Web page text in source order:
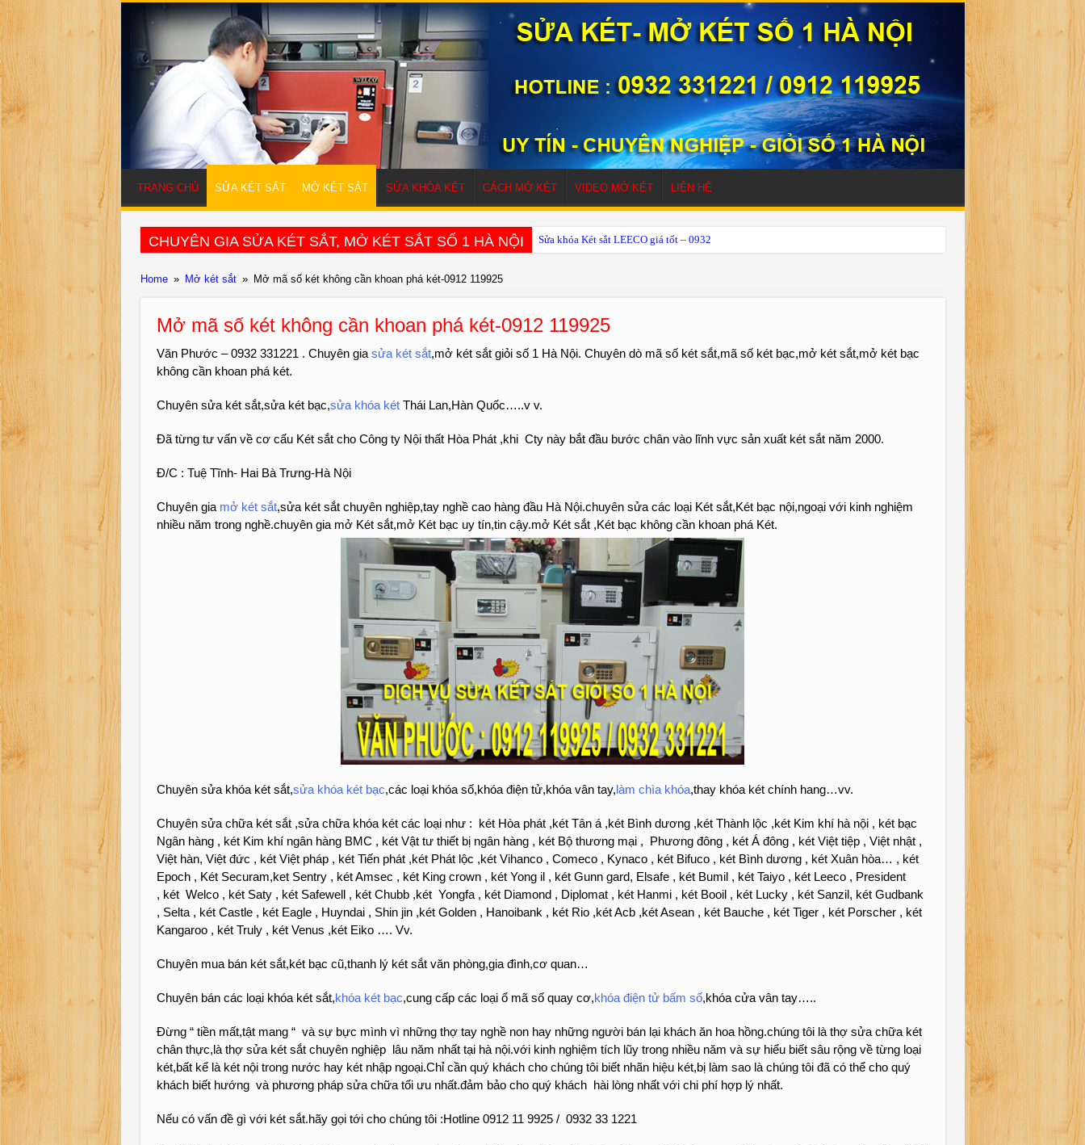
TRANG CHỦ SỬA KÉT SẮT MỞ KÉT SẮT SỬA KHÓA KÉT CÁCH MỞ KÉT VIDEO MỞ KÉT LIÊN HỆ
CHUYÊN GIA SỬA KÉT SẮT, MỞ KÉT SẮT SỐ 1 HÀ NỘI Sửa khóa Két sắt LEECO giá tốt – 0932 331221
Home » Mở két sắt » Mở mã số két không cần khoan phá két-0912 119925
Mở mã số két không cần khoan phá két-0912 119925
Văn Phước – 0932 331221 . Chuyên gia sửa két sắt,mở két sắt giỏi số 1 Hà Nội. Chuyên dò mã số két sắt,mã số két bạc,mở két sắt,mở két bạc
không cần khoan phá két.
Chuyên sửa két sắt,sửa két bạc,sửa khóa kétThái Lan,Hàn Quốc…..v v.
Đã từng tư vấn về cơ cấu Két sắt cho Công ty Nội thất Hòa Phát ,khi Cty này bắt đầu bước chân vào lĩnh vực sản xuất két sắt năm 2000.
Đ/C : Tuệ Tĩnh- Hai Bà Trưng-Hà Nội
Chuyên gia mở két sắt,sửa két sắt chuyên nghiệp,tay nghề cao hàng đầu Hà Nội.chuyên sửa các loại Két sắt,Két bạc nội,ngoại với kinh nghiệm
nhiều năm trong nghề.chuyên gia mở Két sắt,mở Két bạc uy tín,tin cậy.mở Két sắt ,Két bạc không cần khoan phá Két.
Chuyên sửa khóa két sắt,sửa khóa két bạc,các loại khóa số,khóa điện tử,khóa vân tay,làm chìa khóa,thay khóa két chính hang…vv.
Chuyên sửa chữa két sắt ,sửa chữa khóa két các loại như : két Hòa phát ,két Tân á ,két Bình dương ,két Thành lộc ,két Kim khí hà nội , két bạc
Ngân hàng , két Kim khí ngân hàng BMC , két Vật tư thiết bị ngân hàng , két Bộ thương mại , Phương đông , két Á đông , két Việt tiệp , Việt nhật ,
Việt hàn, Việt đức , két Việt pháp , két Tiến phát ,két Phát lộc ,két Vihanco , Comeco , Kynaco , két Bifuco , két Bình dương , két Xuân hòa… , két
Epoch , Két Securam,ket Sentry , két Amsec , két King crown , két Yong il , két Gunn gard, Elsafe , két Bumil , két Taiyo , két Leeco , President
, két Welco , két Saty , két Safewell , két Chubb ,két Yongfa , két Diamond , Diplomat , két Hanmi , két Booil , két Lucky , két Sanzil, két Gudbank
, Selta , két Castle , két Eagle , Huyndai , Shin jin ,két Golden , Hanoibank , két Rio ,két Acb ,két Asean , két Bauche , két Tiger , két Porscher , két
Kangaroo , két Truly , két Venus ,két Eiko …. Vv.
Chuyên mua bán két sắt,két bạc cũ,thanh lý két sắt văn phòng,gia đình,cơ quan…
Chuyên bán các loại khóa két sắt,khóa két bạc,cung cấp các loại ổ mã số quay cơ,khóa điện tử bấm số,khóa cửa vân tay…..
Đừng “ tiền mất,tật mang “ và sự bực mình vì những thợ tay nghề non hay những người bán lại khách ăn hoa hồng.chúng tôi là thợ sửa chữa két
chân thực,là thợ sửa két sắt chuyên nghiệp lâu năm nhất tại hà nội.với kinh nghiệm tích lũy trong nhiều năm và sự hiểu biết sâu rộng về từng loại
két,bất kể là két nội trong nước hay két nhập ngoại.Chỉ cần quý khách cho chúng tôi biết nhãn hiệu két,bị làm sao là chúng tôi đã có thể cho quý
khách biết hướng và phương pháp sửa chữa tối ưu nhất.đảm bảo cho quý khách hài lòng nhất với chi phí hợp lý nhất.
Nếu có vấn đề gì với két sắt.hãy gọi tới cho chúng tôi :Hotline 0912 11 9925 / 0932 33 1221